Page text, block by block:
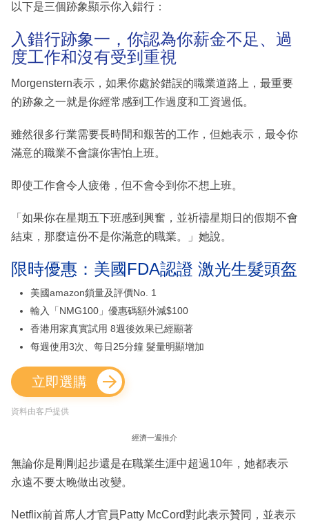
以下是三個跡象顯示你入錯行：
入錯行跡象一，你認為你薪金不足、過
度工作和沒有受到重視
Morgenstern表示，如果你處於錯誤的職業道路上，最重要
的跡象之一就是你經常感到工作過度和工資過低。
雖然很多行業需要長時間和艱苦的工作，但她表示，最令你
滿意的職業不會讓你害怕上班。
即使工作會令人疲倦，但不會令到你不想上班。
「如果你在星期五下班感到興奮，並祈禱星期日的假期不會
結束，那麼這份不是你滿意的職業。」她說。
限時優惠：美國FDA認證 激光生髮頭盔
美國amazon鎖量及評價No. 1
輸入「NMG100」優惠碼額外減$100
香港用家真實試用 8週後效果已經顯著
每週使用3次、每日25分鐘 髮量明顯增加
立即選購
資料由客戶提供
經濟一週推介
無論你是剛剛起步還是在職業生涯中超過10年，她都表示
永遠不要太晚做出改變。
Netflix前首席人才官員Patty McCord對此表示贊同，並表示